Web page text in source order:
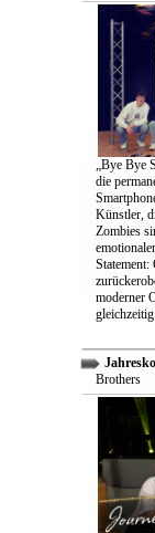
„Bye Bye
die
Künstler,
Zombies
Statement:
moderner
Brothers